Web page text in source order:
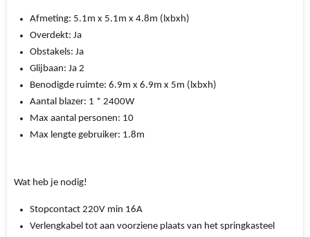
Afmeting: 5.1m x 5.1m x 4.8m (lxbxh)
Overdekt: Ja
Obstakels: Ja
Glijbaan: Ja 2
Benodigde ruimte: 6.9m x 6.9m x 5m (lxbxh)
Aantal blazer: 1 * 2400W
Max aantal personen: 10
Max lengte gebruiker: 1.8m
Wat heb je nodig!
Stopcontact 220V min 16A
Verlengkabel tot aan voorziene plaats van het springkasteel